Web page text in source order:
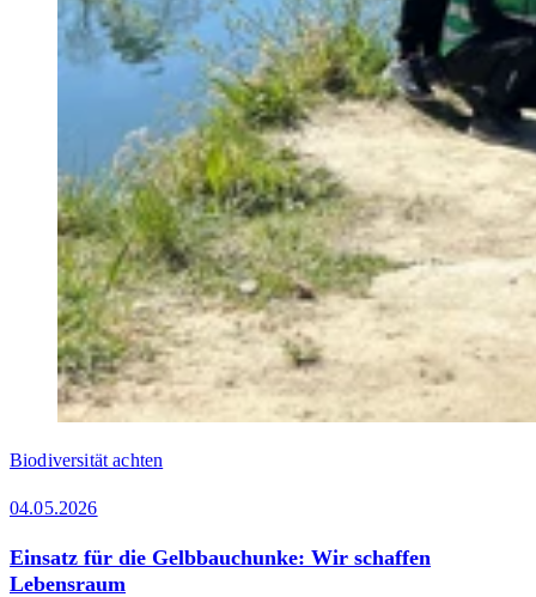
Biodiversität achten
04.05.2026
Einsatz für die Gelbbauchunke: Wir schaffen
Lebensraum